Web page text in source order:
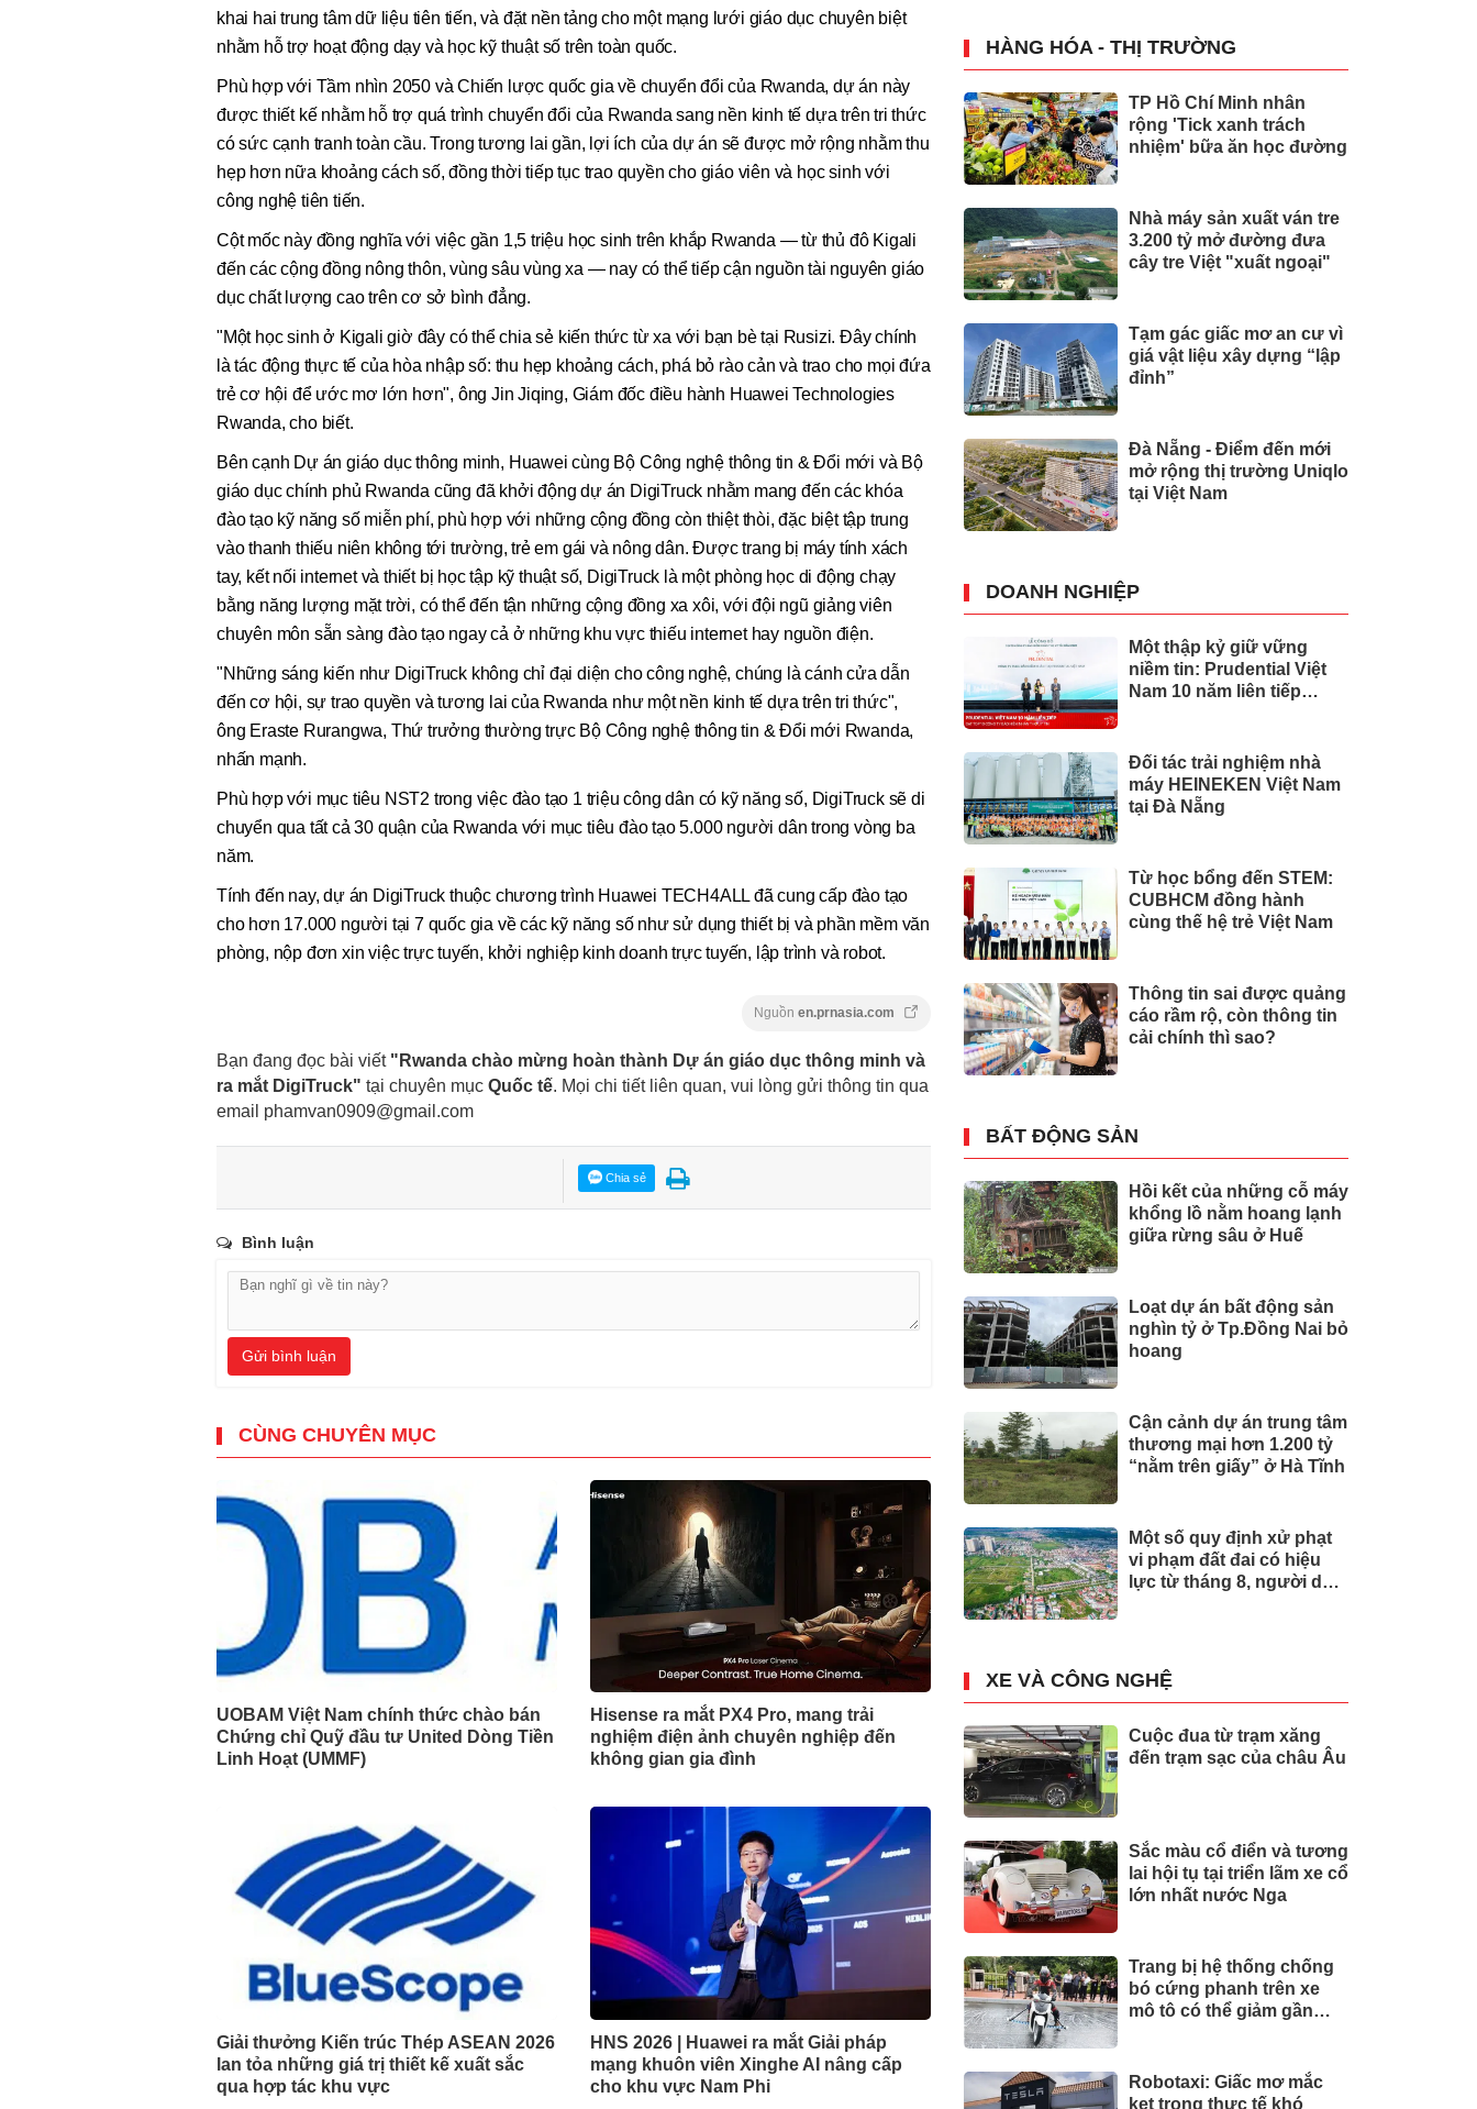
khai hai trung tâm dữ liệu tiên tiến, và đặt nền tảng cho một mạng lưới giáo dục chuyên biệt
nhằm hỗ trợ hoạt động dạy và học kỹ thuật số trên toàn quốc.
Phù hợp với Tầm nhìn 2050 và Chiến lược quốc gia về chuyển đổi của Rwanda, dự án này
được thiết kế nhằm hỗ trợ quá trình chuyển đổi của Rwanda sang nền kinh tế dựa trên tri thức
có sức cạnh tranh toàn cầu. Trong tương lai gần, lợi ích của dự án sẽ được mở rộng nhằm thu
hẹp hơn nữa khoảng cách số, đồng thời tiếp tục trao quyền cho giáo viên và học sinh với
công nghệ tiên tiến.
Cột mốc này đồng nghĩa với việc gần 1,5 triệu học sinh trên khắp Rwanda — từ thủ đô Kigali
đến các cộng đồng nông thôn, vùng sâu vùng xa — nay có thể tiếp cận nguồn tài nguyên giáo
dục chất lượng cao trên cơ sở bình đẳng.
"Một học sinh ở Kigali giờ đây có thể chia sẻ kiến thức từ xa với bạn bè tại Rusizi. Đây chính
là tác động thực tế của hòa nhập số: thu hẹp khoảng cách, phá bỏ rào cản và trao cho mọi đứa
trẻ cơ hội để ước mơ lớn hơn", ông Jin Jiqing, Giám đốc điều hành Huawei Technologies
Rwanda, cho biết.
Bên cạnh Dự án giáo dục thông minh, Huawei cùng Bộ Công nghệ thông tin & Đổi mới và Bộ
giáo dục chính phủ Rwanda cũng đã khởi động dự án DigiTruck nhằm mang đến các khóa
đào tạo kỹ năng số miễn phí, phù hợp với những cộng đồng còn thiệt thòi, đặc biệt tập trung
vào thanh thiếu niên không tới trường, trẻ em gái và nông dân. Được trang bị máy tính xách
tay, kết nối internet và thiết bị học tập kỹ thuật số, DigiTruck là một phòng học di động chạy
bằng năng lượng mặt trời, có thể đến tận những cộng đồng xa xôi, với đội ngũ giảng viên
chuyên môn sẵn sàng đào tạo ngay cả ở những khu vực thiếu internet hay nguồn điện.
"Những sáng kiến như DigiTruck không chỉ đại diện cho công nghệ, chúng là cánh cửa dẫn
đến cơ hội, sự trao quyền và tương lai của Rwanda như một nền kinh tế dựa trên tri thức",
ông Eraste Rurangwa, Thứ trưởng thường trực Bộ Công nghệ thông tin & Đổi mới Rwanda,
nhấn mạnh.
Phù hợp với mục tiêu NST2 trong việc đào tạo 1 triệu công dân có kỹ năng số, DigiTruck sẽ di
chuyển qua tất cả 30 quận của Rwanda với mục tiêu đào tạo 5.000 người dân trong vòng ba
năm.
Tính đến nay, dự án DigiTruck thuộc chương trình Huawei TECH4ALL đã cung cấp đào tạo
cho hơn 17.000 người tại 7 quốc gia về các kỹ năng số như sử dụng thiết bị và phần mềm văn
phòng, nộp đơn xin việc trực tuyến, khởi nghiệp kinh doanh trực tuyến, lập trình và robot.
Nguồn en.prnasia.com
Bạn đang đọc bài viết "Rwanda chào mừng hoàn thành Dự án giáo dục thông minh và
ra mắt DigiTruck" tại chuyên mục Quốc tế. Mọi chi tiết liên quan, vui lòng gửi thông tin qua
email phamvan0909@gmail.com
Chia sẻ
Bình luận
Gửi bình luận
CÙNG CHUYÊN MỤC
UOBAM Việt Nam chính thức chào bán
Chứng chỉ Quỹ đầu tư United Dòng Tiền
Linh Hoạt (UMMF)
Hisense ra mắt PX4 Pro, mang trải
nghiệm điện ảnh chuyên nghiệp đến
không gian gia đình
Giải thưởng Kiến trúc Thép ASEAN 2026
lan tỏa những giá trị thiết kế xuất sắc
qua hợp tác khu vực
HNS 2026 | Huawei ra mắt Giải pháp
mạng khuôn viên Xinghe AI nâng cấp
cho khu vực Nam Phi
HÀNG HÓA - THỊ TRƯỜNG
TP Hồ Chí Minh nhân
rộng 'Tick xanh trách
nhiệm' bữa ăn học đường
Nhà máy sản xuất ván tre
3.200 tỷ mở đường đưa
cây tre Việt "xuất ngoại"
Tạm gác giấc mơ an cư vì
giá vật liệu xây dựng “lập
đỉnh”
Đà Nẵng - Điểm đến mới
mở rộng thị trường Uniqlo
tại Việt Nam
DOANH NGHIỆP
Một thập kỷ giữ vững
niềm tin: Prudential Việt
Nam 10 năm liên tiếp
tín năm 2026
Đối tác trải nghiệm nhà
máy HEINEKEN Việt Nam
tại Đà Nẵng
Từ học bổng đến STEM:
CUBHCM đồng hành
cùng thế hệ trẻ Việt Nam
Thông tin sai được quảng
cáo rầm rộ, còn thông tin
cải chính thì sao?
BẤT ĐỘNG SẢN
Hồi kết của những cỗ máy
khổng lồ nằm hoang lạnh
giữa rừng sâu ở Huế
Loạt dự án bất động sản
nghìn tỷ ở Tp.Đồng Nai bỏ
hoang
Cận cảnh dự án trung tâm
thương mại hơn 1.200 tỷ
“nằm trên giấy” ở Hà Tĩnh
Một số quy định xử phạt
vi phạm đất đai có hiệu
lực từ tháng 8, người dân
XE VÀ CÔNG NGHỆ
Cuộc đua từ trạm xăng
đến trạm sạc của châu Âu
Sắc màu cổ điển và tương
lai hội tụ tại triển lãm xe cổ
lớn nhất nước Nga
Trang bị hệ thống chống
bó cứng phanh trên xe
mô tô có thể giảm gần
Robotaxi: Giấc mơ mắc
kẹt trong thực tế khó